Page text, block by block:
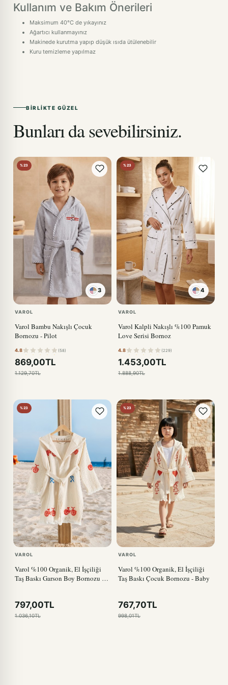
Kullanım ve Bakım Önerileri
Maksimum 40°C de yıkayınız
Ağartıcı kullanmayınız
Makinede kurutma yapıp düşük ısıda ütülenebilir
Kuru temizleme yapılmaz
BIRLIKTE GÜZEL
Bunları da sevebilirsiniz.
%23
3
VAROL
Varol Bambu Nakışlı Çocuk
Bornozu - Pilot
4.8 (58)
869,00TL
1.129,70TL
%23
4
KIRMIZI
VAROL
Varol Kalpli Nakışlı %100 Pamuk
Love Serisi Bornoz
4.8 (229)
1.453,00TL
1.888,90TL
%23
VAROL
Varol %100 Organik, El İşçiliği
Taş Baskı Garson Boy Bornozu -
797,00TL
1.036,10TL
%23
VAROL
Varol %100 Organik, El İşçiliği
Taş Baskı Çocuk Bornozu - Baby
767,70TL
998,01TL